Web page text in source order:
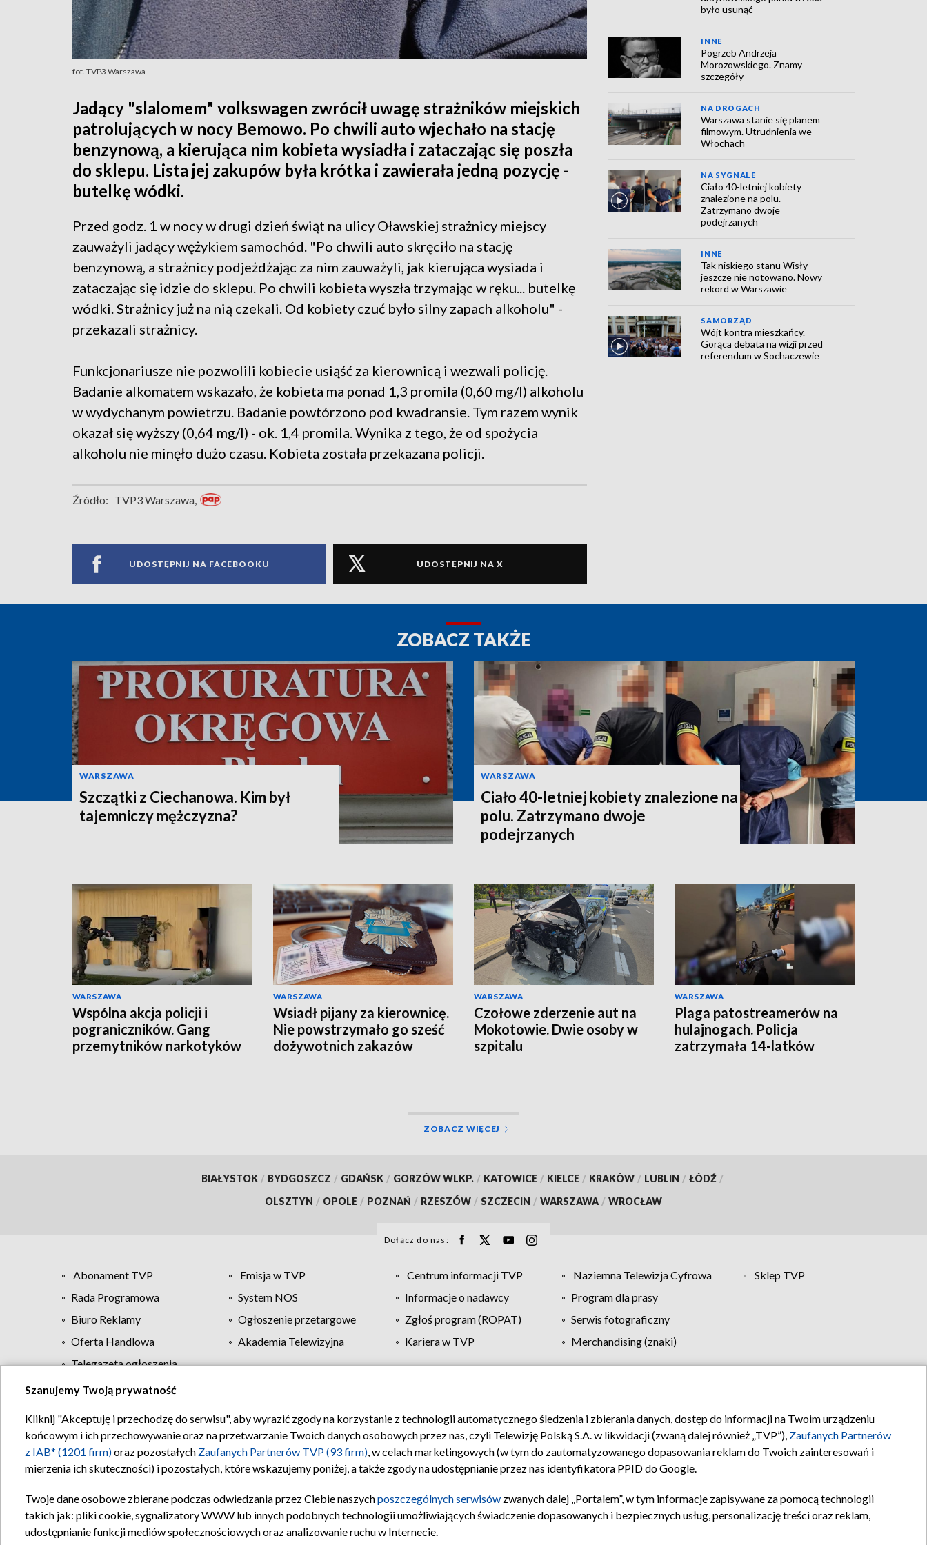
fot. TVP3 Warszawa
Jadący "slalomem" volkswagen zwrócił uwagę strażników miejskich
patrolujących w nocy Bemowo. Po chwili auto wjechało na stację
benzynową, a kierująca nim kobieta wysiadła i zataczając się poszła
do sklepu. Lista jej zakupów była krótka i zawierała jedną pozycję -
butelkę wódki.
Przed godz. 1 w nocy w drugi dzień świąt na ulicy Oławskiej strażnicy miejscy
zauważyli jadący wężykiem samochód. "Po chwili auto skręciło na stację
benzynową, a strażnicy podjeżdżając za nim zauważyli, jak kierująca wysiada i
zataczając się idzie do sklepu. Po chwili kobieta wyszła trzymając w ręku... butelkę
wódki. Strażnicy już na nią czekali. Od kobiety czuć było silny zapach alkoholu" -
przekazali strażnicy.
Funkcjonariusze nie pozwolili kobiecie usiąść za kierownicą i wezwali policję.
Badanie alkomatem wskazało, że kobieta ma ponad 1,3 promila (0,60 mg/l) alkoholu
w wydychanym powietrzu. Badanie powtórzono pod kwadransie. Tym razem wynik
okazał się wyższy (0,64 mg/l) - ok. 1,4 promila. Wynika z tego, że od spożycia
alkoholu nie minęło dużo czasu. Kobieta została przekazana policji.
Źródło: TVP3 Warszawa,
UDOSTĘPNIJ NA FACEBOOKU UDOSTĘPNIJ NA X
było usunąć
INNE
Pogrzeb Andrzeja
Morozowskiego. Znamy
szczegóły
NA DROGACH
Warszawa stanie się planem
filmowym. Utrudnienia we
Włochach
NA SYGNALE
Ciało 40-letniej kobiety
znalezione na polu.
Zatrzymano dwoje
podejrzanych
INNE
Tak niskiego stanu Wisły
jeszcze nie notowano. Nowy
rekord w Warszawie
SAMORZĄD
Wójt kontra mieszkańcy.
Gorąca debata na wizji przed
referendum w Sochaczewie
ZOBACZ TAKŻE
WARSZAWA
Szczątki z Ciechanowa. Kim był
tajemniczy mężczyzna?
WARSZAWA
Ciało 40-letniej kobiety znalezione na
polu. Zatrzymano dwoje
podejrzanych
WARSZAWA
Wspólna akcja policji i
pograniczników. Gang
przemytników narkotyków
WARSZAWA
Wsiadł pijany za kierownicę.
Nie powstrzymało go sześć
dożywotnich zakazów
WARSZAWA
Czołowe zderzenie aut na
Mokotowie. Dwie osoby w
szpitalu
WARSZAWA
Plaga patostreamerów na
hulajnogach. Policja
zatrzymała 14-latków
ZOBACZ WIĘCEJ
BIAŁYSTOK / BYDGOSZCZ / GDAŃSK / GORZÓW WLKP. / KATOWICE / KIELCE / KRAKÓW / LUBLIN / ŁÓDŹ /
OLSZTYN / OPOLE / POZNAŃ / RZESZÓW / SZCZECIN / WARSZAWA / WROCŁAW
Dołącz do nas:
Abonament TVP Emisja w TVP Centrum informacji TVP Naziemna Telewizja Cyfrowa
Sklep TVP
Rada Programowa
System NOS Informacje o nadawcy
Program dla prasy
Biuro Reklamy
Ogłoszenie przetargowe Zgłoś program (ROPAT)
Serwis fotograficzny
Oferta Handlowa
Akademia Telewizyjna Kariera w TVP
Merchandising (znaki)
Telegazeta ogłoszenia
Regulamin TVP Polityka prywatności Moje zgody Pomoc Biuro reklamy Kontakt
Szanujemy Twoją prywatność
Kliknij "Akceptuję i przechodzę do serwisu", aby wyrazić zgody na korzystanie z technologii automatycznego śledzenia i zbierania danych, dostęp do informacji na Twoim urządzeniu
końcowym i ich przechowywanie oraz na przetwarzanie Twoich danych osobowych przez nas, czyli Telewizję Polską S.A. w likwidacji (zwaną dalej również „TVP”), Zaufanych Partnerów
z IAB* (1201 firm)oraz pozostałych Zaufanych Partnerów TVP (93 firm), w celach marketingowych (w tym do zautomatyzowanego dopasowania reklam do Twoich zainteresowań i
mierzenia ich skuteczności) i pozostałych, które wskazujemy poniżej, a także zgody na udostępnianie przez nas identyfikatora PPID do Google.
Twoje dane osobowe zbierane podczas odwiedzania przez Ciebie naszychposzczególnych serwisów zwanych dalej „Portalem”, w tym informacje zapisywane za pomocą technologii
takich jak: pliki cookie, sygnalizatory WWW lub innych podobnych technologii umożliwiających świadczenie dopasowanych i bezpiecznych usług, personalizację treści oraz reklam,
udostępnianie funkcji mediów społecznościowych oraz analizowanie ruchu w Internecie.